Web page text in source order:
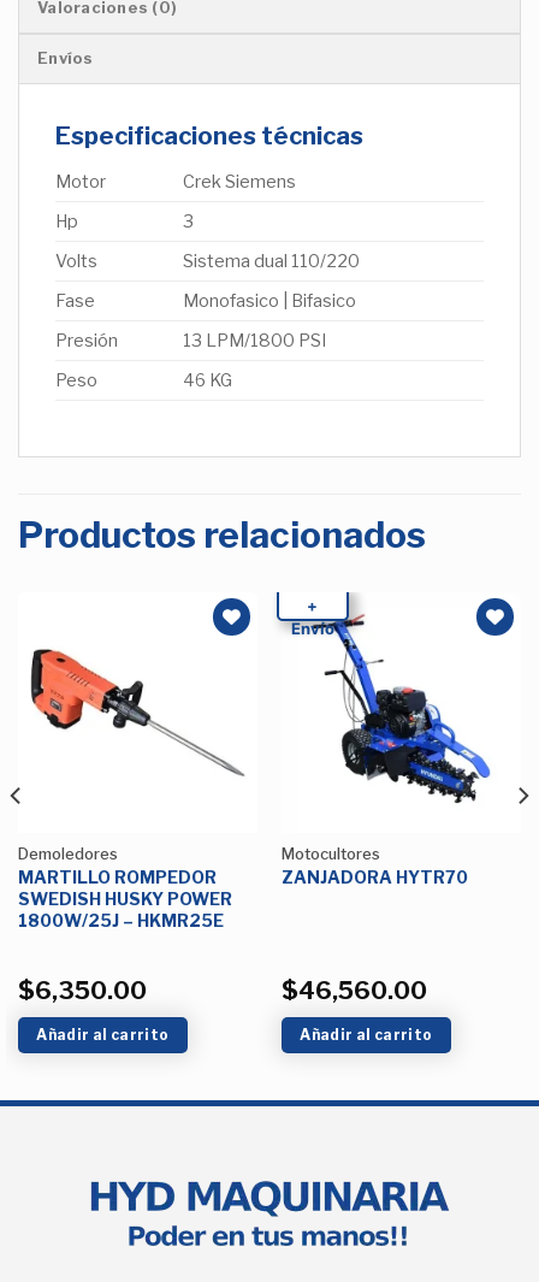
Valoraciones (0)
Envíos
Especificaciones técnicas
Motor
Crek Siemens
Hp
3
Volts
Sistema dual 110/220
Fase
Monofasico | Bifasico
Presión
13 LPM/1800 PSI
Peso
46 KG
Productos relacionados
Demoledores
MARTILLO ROMPEDOR
SWEDISH HUSKY POWER
1800W/25J – HKMR25E
$6,350.00
Añadir al carrito
+
Envío
Motocultores
ZANJADORA HYTR70
$46,560.00
Añadir al carrito